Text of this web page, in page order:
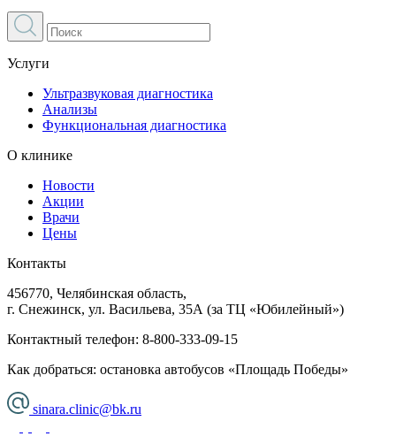
Услуги
Ультразвуковая диагностика
Анализы
Функциональная диагностика
О клинике
Новости
Акции
Врачи
Цены
Контакты
456770, Челябинская область,
г. Снежинск, ул. Васильева, 35А (за ТЦ «Юбилейный»)
Контактный телефон: 8-800-333-09-15
Как добраться: остановка автобусов «Площадь Победы»
sinara.clinic@bk.ru